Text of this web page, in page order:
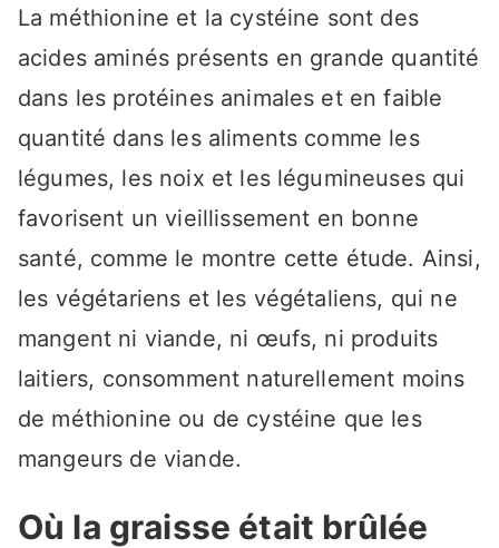
La méthionine et la cystéine sont des
acides aminés présents en grande quantité
dans les protéines animales et en faible
quantité dans les aliments comme les
légumes, les noix et les légumineuses qui
favorisent un vieillissement en bonne
santé, comme le montre cette étude. Ainsi,
les végétariens et les végétaliens, qui ne
mangent ni viande, ni œufs, ni produits
laitiers, consomment naturellement moins
de méthionine ou de cystéine que les
mangeurs de viande.
Où la graisse était brûlée